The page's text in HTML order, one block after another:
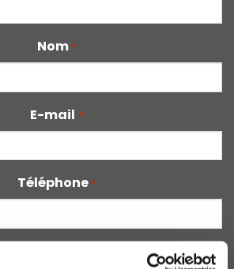
Nom *
E-mail *
Téléphone *